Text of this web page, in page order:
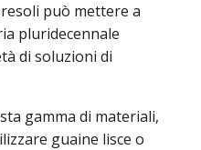
può mettere a
pluridecennale
di soluzioni di
gamma di materiali,
guaine lisce o